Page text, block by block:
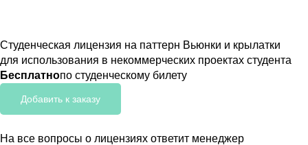
Студенческая лицензия на паттерн Вьюнки и крылатки
для использования в некоммерческих проектах студента
Бесплатнопо студенческому билету
Добавить к заказу
На все вопросы о лицензиях ответит менеджер